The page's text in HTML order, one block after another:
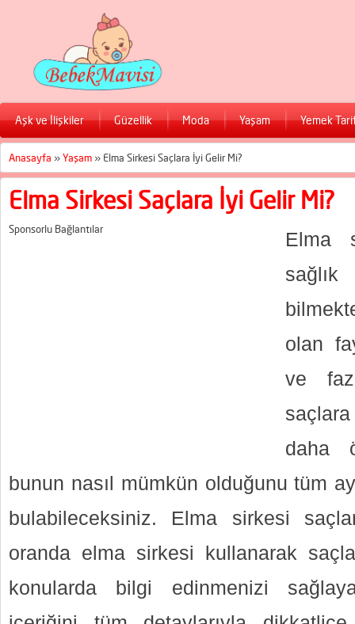
Aşk ve İlişkiler Güzellik Moda Yaşam Yemek
Anasayfa »Yaşam » Elma Sirkesi Saçlara İyi Gelir Mi?
Elma Sirkesi Saçlara İyi Gelir Mi?
Sponsorlu Bağlantılar
Elma
sağlık
olan
ve
daha
bunun nasıl mümkün olduğunu tüm
bulabileceksiniz. Elma sirkesi
oranda elma sirkesi kullanarak
konularda bilgi edinmenizi